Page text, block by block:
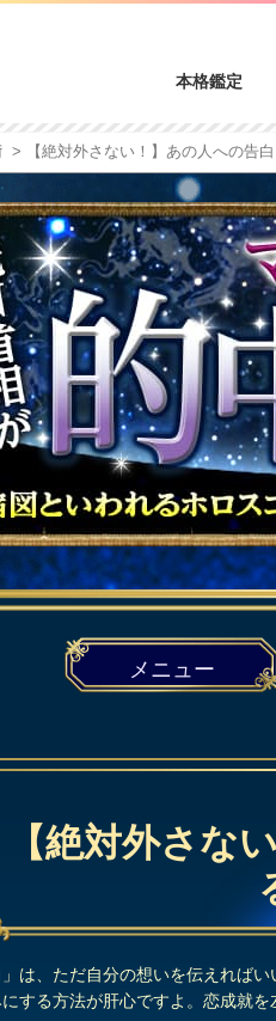
本格鑑定
> 【絶対外さない！】あの人への告
メニュー
【絶対外さな
」は、ただ自分の想いを伝えれば
する方法が肝心ですよ。恋成就